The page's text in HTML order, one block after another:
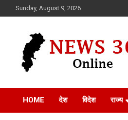
to
Sunday, August 9, 2026
News 36
HOME देश विदेश राज्य